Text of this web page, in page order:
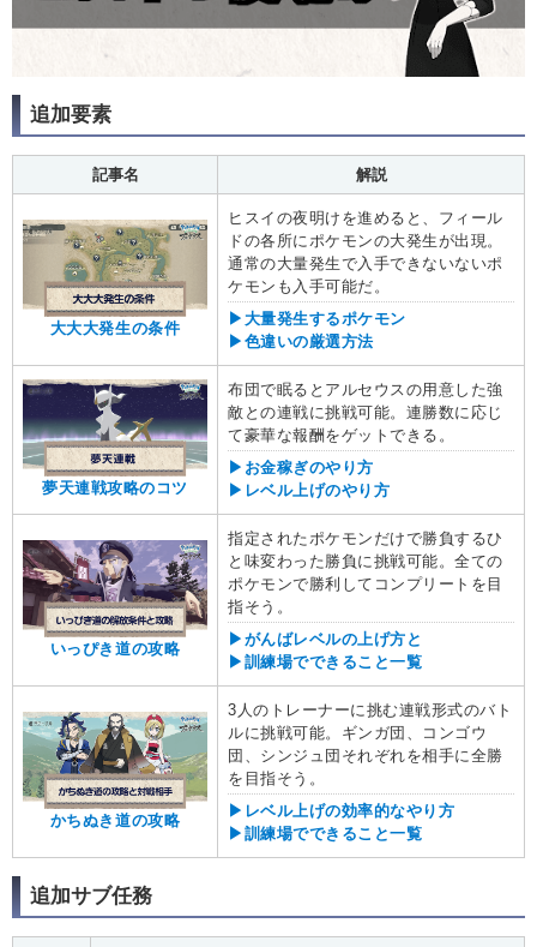
追加要素
記事名 解説
大大大発生の条件
ヒスイの夜明けを進めると、フィール
ドの各所にポケモンの大発生が出現。
通常の大量発生で入手できないないポ
ケモンも入手可能だ。
▶大量発生するポケモン
▶色違いの厳選方法
夢天連戦攻略のコツ
布団で眠るとアルセウスの用意した強
敵との連戦に挑戦可能。連勝数に応じ
て豪華な報酬をゲットできる。
▶お金稼ぎのやり方
▶レベル上げのやり方
いっぴき道の攻略
指定されたポケモンだけで勝負するひ
と味変わった勝負に挑戦可能。全ての
ポケモンで勝利してコンプリートを目
指そう。
▶がんばレベルの上げ方と
▶訓練場でできること一覧
かちぬき道の攻略
3人のトレーナーに挑む連戦形式のバト
ルに挑戦可能。ギンガ団、コンゴウ
団、シンジュ団それぞれを相手に全勝
を目指そう。
▶レベル上げの効率的なやり方
▶訓練場でできること一覧
追加サブ任務